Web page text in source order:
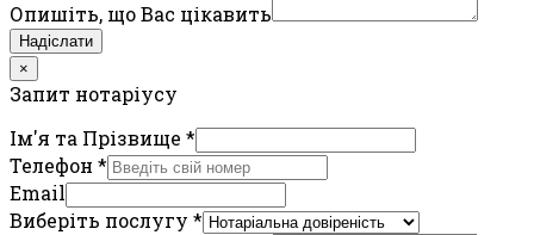
Опишіть, що Вас цікавить
Надіслати
×
Запит нотаріусу
Ім'я та Прізвище *
Телефон *
Email
Виберіть послугу *